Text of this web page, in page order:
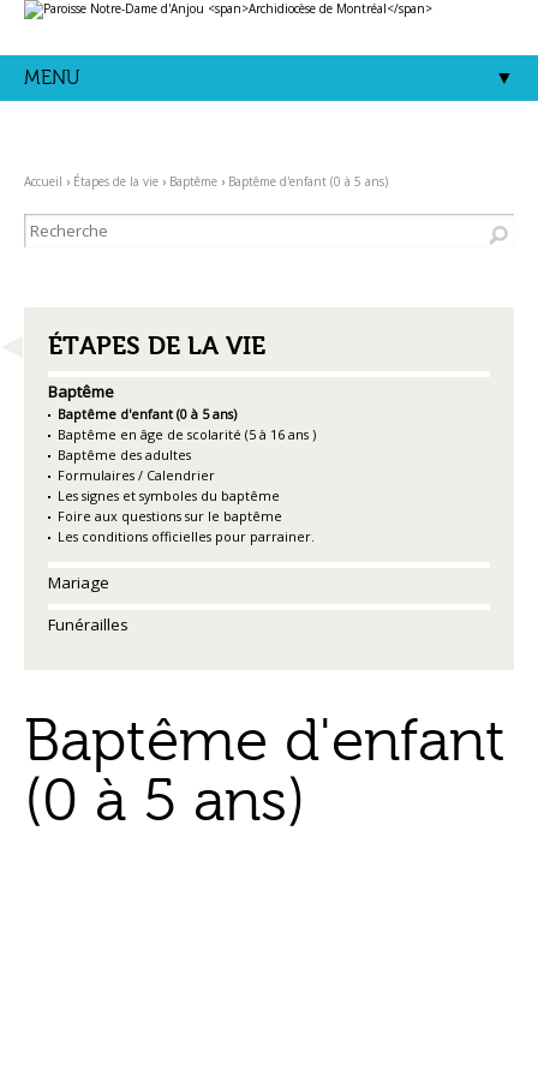
Aller
au
|
Aller
Outils
personnels
MENU
Accueil › Étapes de la vie › Baptême › Baptême d'enfant (0 à 5 ans)
NAVIGATION
ÉTAPES DE LA VIE
Baptême
Baptême d'enfant (0 à 5 ans)
Baptême en âge de scolarité (5 à 16 ans )
Baptême des adultes
Formulaires / Calendrier
Les signes et symboles du baptême
Foire aux questions sur le baptême
Les conditions officielles pour parrainer.
Mariage
Funérailles
Baptême d'enfant
(0 à 5 ans)